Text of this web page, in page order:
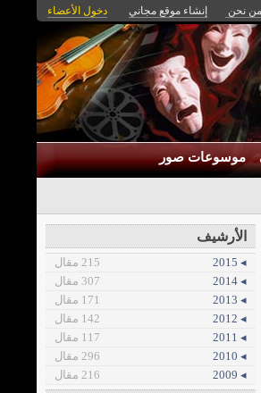
من نحن إنشاء موقع مجاني دخول الأعضاء
موسوعات صور
الأرشيف
◂ 2015
215 مقال
◂ 2014
307 مقال
◂ 2013
171 مقال
◂ 2012
142 مقال
◂ 2011
117 مقال
◂ 2010
296 مقال
◂ 2009
216 مقال